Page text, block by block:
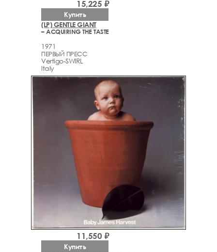
(LP) GENTLE GIANT
– ACQUIRING THE TASTE
1971
ПЕРВЫЙ ПРЕСС
Vertigo-SWIRL
Italy
15,225 ₽
Купить
11,550 ₽
Купить